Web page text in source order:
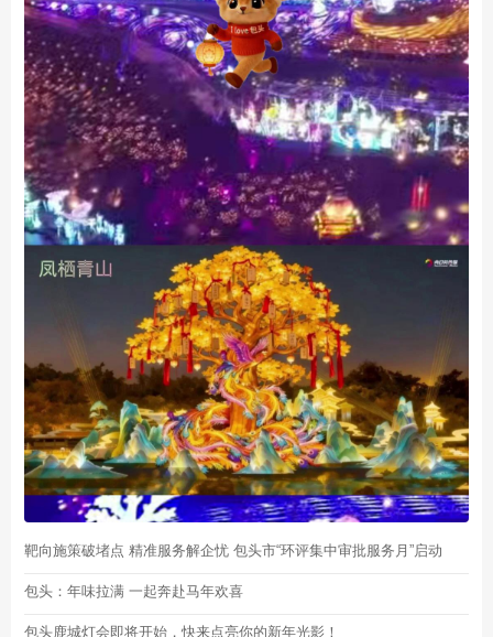
靶向施策破堵点 精准服务解企忧 包头市“环评集中审批服务月”启动
包头：年味拉满 一起奔赴马年欢喜
包头鹿城灯会即将开始，快来点亮你的新年光影！